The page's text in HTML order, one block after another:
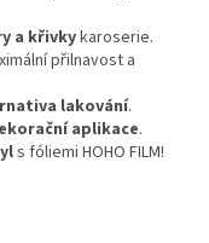
a křivkykaroserie.
přilnavost a
lakování.
aplikace.
s fóliemi HOHO FILM!